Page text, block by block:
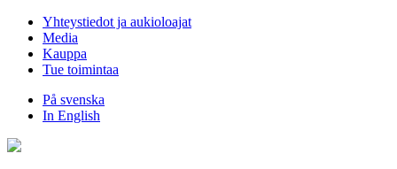
Hyppää
sisältöön
Yhteystiedot ja aukioloajat
Media
Kauppa
Tue toimintaa
På svenska
In English